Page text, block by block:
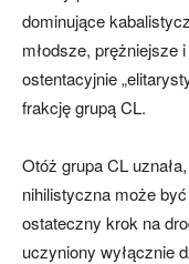
dominujące
młodsze, prężniejsze
ostentacyjnie
frakcję grupą CL.
Otóż grupa CL
nihilistyczna może
ostateczny krok na
uczyniony wyłącznie